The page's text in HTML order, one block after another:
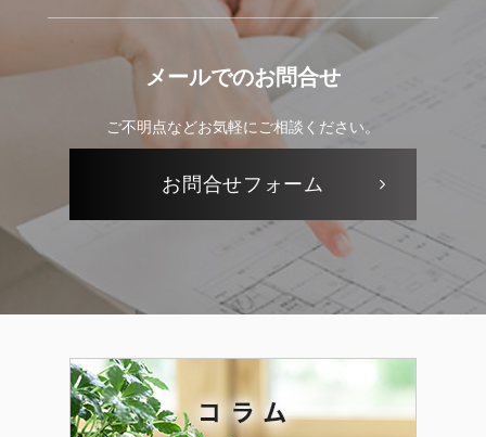
メールでのお問合せ
ご不明点などお気軽にご相談ください。
お問合せフォーム